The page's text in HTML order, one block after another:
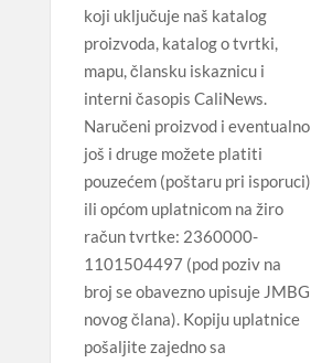
koji uključuje naš katalog
proizvoda, katalog o tvrtki,
mapu, člansku iskaznicu i
interni časopis CaliNews.
Naručeni proizvod i eventualno
još i druge možete platiti
pouzećem (poštaru pri isporuci)
ili općom uplatnicom na žiro
račun tvrtke: 2360000-
1101504497 (pod poziv na
broj se obavezno upisuje JMBG
novog člana). Kopiju uplatnice
pošaljite zajedno sa